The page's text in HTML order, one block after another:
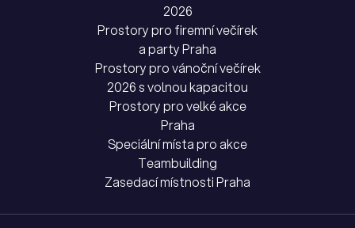
2026
Prostory pro firemní večírek
a party Praha
Prostory pro vánoční večírek
2026 s volnou kapacitou
Prostory pro velké akce
Praha
Speciální místa pro akce
Teambuilding
Zasedací místnosti Praha